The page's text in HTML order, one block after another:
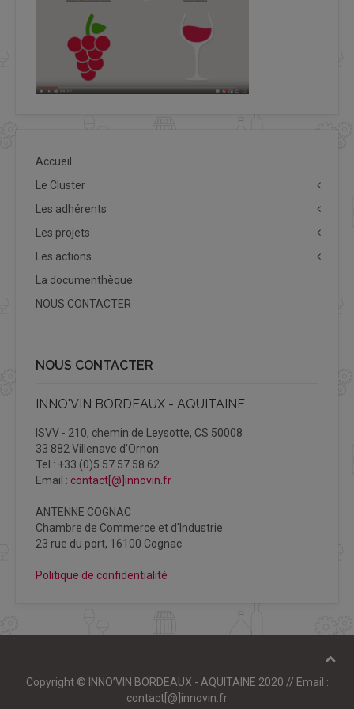
Accueil
Le Cluster
Les adhérents
Les projets
Les actions
La documenthèque
NOUS CONTACTER
NOUS CONTACTER
INNO'VIN BORDEAUX - AQUITAINE
ISVV - 210, chemin de Leysotte, CS 50008
33 882 Villenave d'Ornon
Tel : +33 (0)5 57 57 58 62
Email : contact[@]innovin.fr
ANTENNE COGNAC
Chambre de Commerce et d'Industrie
23 rue du port, 16100 Cognac
Politique de confidentialité
Copyright © INNO’VIN BORDEAUX - AQUITAINE 2020 // Email :
contact[@]innovin.fr